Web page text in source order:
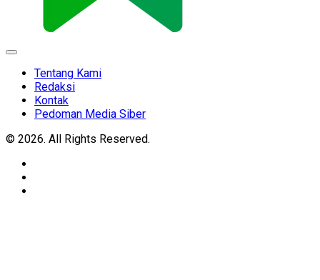
Expand
Tentang Kami
Redaksi
Kontak
Pedoman Media Siber
© 2026. All Rights Reserved.